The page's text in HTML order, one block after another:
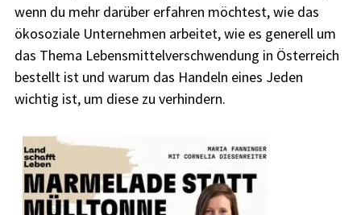
wenn du mehr darüber erfahren möchtest, wie das
ökosoziale Unternehmen arbeitet, wie es generell um
das Thema Lebensmittelverschwendung in Österreich
bestellt ist und warum das Handeln eines Jeden
wichtig ist, um diese zu verhindern.